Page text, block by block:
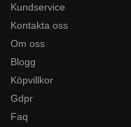
Kundservice
Kontakta oss
Om oss
Blogg
Köpvillkor
Gdpr
Faq